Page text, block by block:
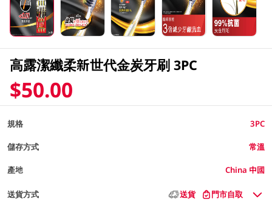
高露潔纖柔新世代金炭牙刷 3PC
$50.00
規格 3PC
儲存方式 常溫
產地 China 中國
送貨方式 送貨 門市自取